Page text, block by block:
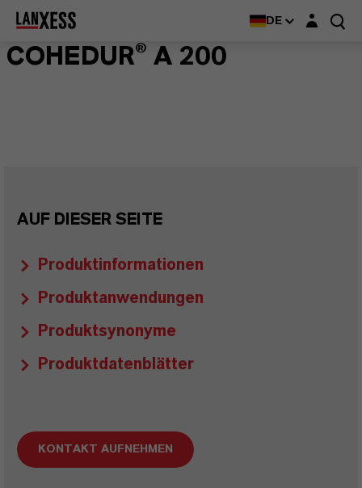
DE Login-Maske
COHEDUR® A 200
AUF DIESER SEITE
Produktinformationen
Produktanwendungen
Produktsynonyme
Produktdatenblätter
KONTAKT AUFNEHMEN